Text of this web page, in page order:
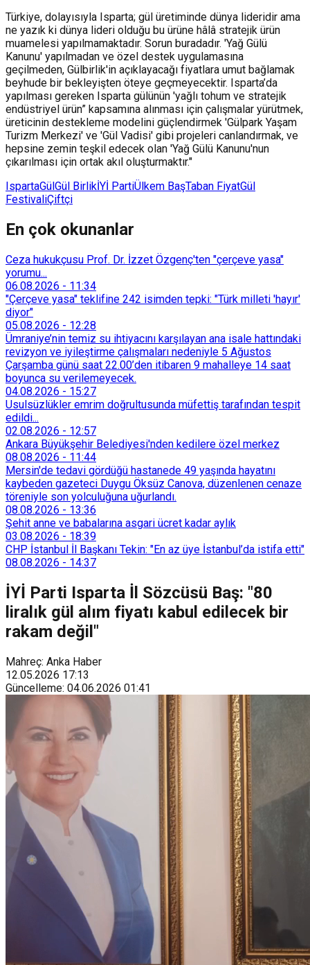
Türkiye, dolayısıyla Isparta; gül üretiminde dünya lideridir ama
ne yazık ki dünya lideri olduğu bu ürüne hâlâ stratejik ürün
muamelesi yapılmamaktadır. Sorun buradadır. 'Yağ Gülü
Kanunu' yapılmadan ve özel destek uygulamasına
geçilmeden, Gülbirlik'in açıklayacağı fiyatlara umut bağlamak
beyhude bir bekleyişten öteye geçmeyecektir. Isparta’da
yapılması gereken Isparta gülünün 'yağlı tohum ve stratejik
endüstriyel ürün” kapsamına alınması için çalışmalar yürütmek,
üreticinin destekleme modelini güçlendirmek 'Gülpark Yaşam
Turizm Merkezi' ve 'Gül Vadisi' gibi projeleri canlandırmak, ve
hepsine zemin teşkil edecek olan 'Yağ Gülü Kanunu'nun
çıkarılması için ortak akıl oluşturmaktır."
IspartaGülGül BirlikİYİ PartiÜlkem BaşTaban FiyatGül
FestivaliÇiftçi
En çok okunanlar
Ceza hukukçusu Prof. Dr. İzzet Özgenç'ten "çerçeve yasa"
yorumu...
06.08.2026 - 11:34
"Çerçeve yasa" teklifine 242 isimden tepki: "Türk milleti 'hayır'
diyor"
05.08.2026 - 12:28
Ümraniye’nin temiz su ihtiyacını karşılayan ana isale hattındaki
revizyon ve iyileştirme çalışmaları nedeniyle 5 Ağustos
Çarşamba günü saat 22.00’den itibaren 9 mahalleye 14 saat
boyunca su verilemeyecek.
04.08.2026 - 15:27
Usulsüzlükler emrim doğrultusunda müfettiş tarafından tespit
edildi...
02.08.2026 - 12:57
Ankara Büyükşehir Belediyesi'nden kedilere özel merkez
08.08.2026 - 11:44
Mersin'de tedavi gördüğü hastanede 49 yaşında hayatını
kaybeden gazeteci Duygu Öksüz Canova, düzenlenen cenaze
töreniyle son yolculuğuna uğurlandı.
08.08.2026 - 13:36
Şehit anne ve babalarına asgari ücret kadar aylık
03.08.2026 - 18:39
CHP İstanbul İl Başkanı Tekin: "En az üye İstanbul’da istifa etti"
08.08.2026 - 14:37
İYİ Parti Isparta İl Sözcüsü Baş: "80
liralık gül alım fiyatı kabul edilecek bir
rakam değil"
Mahreç: Anka Haber
12.05.2026 17:13
Güncelleme: 04.06.2026 01:41